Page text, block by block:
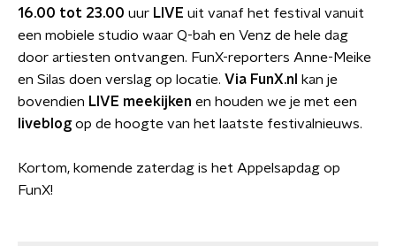
16.00 tot 23.00 uur LIVE uit vanaf het festival vanuit
een mobiele studio waar Q-bah en Venz de hele dag
door artiesten ontvangen. FunX-reporters Anne-Meike
en Silas doen verslag op locatie. Via FunX.nl
kan je
bovendien LIVE meekijken en houden we je met een
liveblogop de hoogte van het laatste festivalnieuws.
Kortom, komende zaterdag is het Appelsapdag op
FunX!